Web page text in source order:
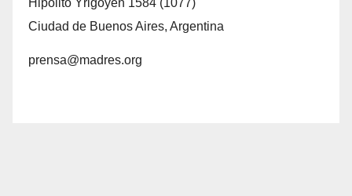
Hipólito Yrigoyen 1584 (1077)
Ciudad de Buenos Aires, Argentina
prensa@madres.org